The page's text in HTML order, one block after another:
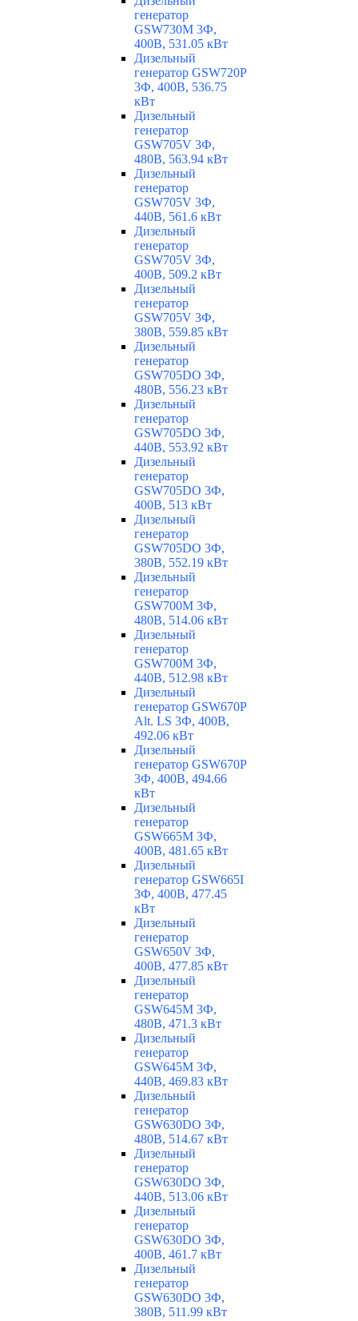
генератор
GSW730M 3Ф,
400В, 531.05 кВт
Дизельный
генератор GSW720P
3Ф, 400В, 536.75
кВт
Дизельный
генератор
GSW705V 3Ф,
480В, 563.94 кВт
Дизельный
генератор
GSW705V 3Ф,
440В, 561.6 кВт
Дизельный
генератор
GSW705V 3Ф,
400В, 509.2 кВт
Дизельный
генератор
GSW705V 3Ф,
380В, 559.85 кВт
Дизельный
генератор
GSW705DO 3Ф,
480В, 556.23 кВт
Дизельный
генератор
GSW705DO 3Ф,
440В, 553.92 кВт
Дизельный
генератор
GSW705DO 3Ф,
400В, 513 кВт
Дизельный
генератор
GSW705DO 3Ф,
380В, 552.19 кВт
Дизельный
генератор
GSW700M 3Ф,
480В, 514.06 кВт
Дизельный
генератор
GSW700M 3Ф,
440В, 512.98 кВт
Дизельный
генератор GSW670P
Alt. LS 3Ф, 400В,
492.06 кВт
Дизельный
генератор GSW670P
3Ф, 400В, 494.66
кВт
Дизельный
генератор
GSW665M 3Ф,
400В, 481.65 кВт
Дизельный
генератор GSW665I
3Ф, 400В, 477.45
кВт
Дизельный
генератор
GSW650V 3Ф,
400В, 477.85 кВт
Дизельный
генератор
GSW645M 3Ф,
480В, 471.3 кВт
Дизельный
генератор
GSW645M 3Ф,
440В, 469.83 кВт
Дизельный
генератор
GSW630DO 3Ф,
480В, 514.67 кВт
Дизельный
генератор
GSW630DO 3Ф,
440В, 513.06 кВт
Дизельный
генератор
GSW630DO 3Ф,
400В, 461.7 кВт
Дизельный
генератор
GSW630DO 3Ф,
380В, 511.99 кВт